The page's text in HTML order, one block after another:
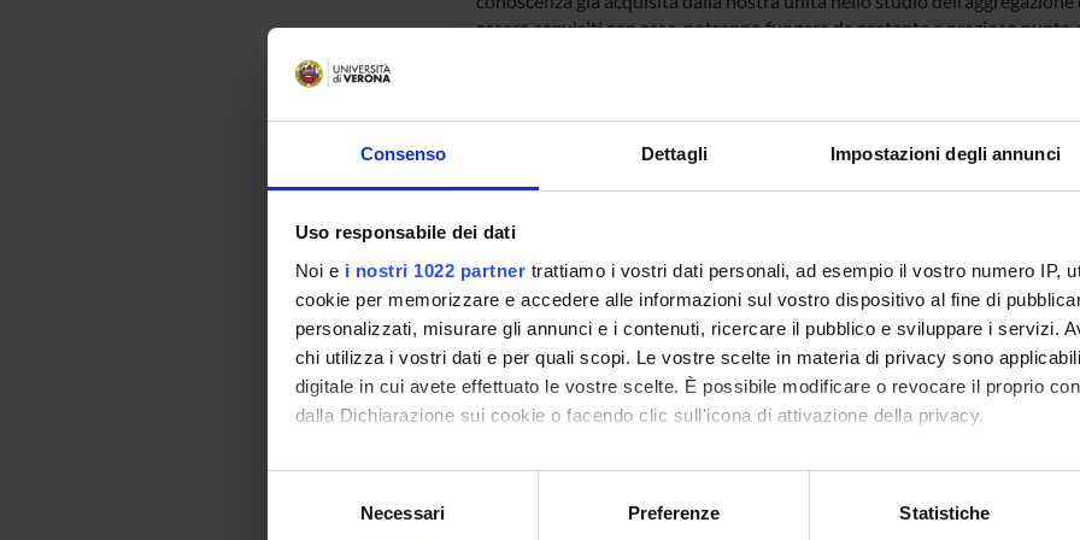
Consenso Dettagli Impostazioni degli annunci
Uso responsabile dei dati
Noi e i nostri 1022 partner trattiamo i vostri dati personali, ad esempio il vostro numero IP,
cookie per memorizzare e accedere alle informazioni sul vostro dispositivo al fine di
personalizzati, misurare gli annunci e i contenuti, ricercare il pubblico e sviluppare i servizi.
chi utilizza i vostri dati e per quali scopi. Le vostre scelte in materia di privacy sono
digitale in cui avete effettuato le vostre scelte. È possibile modificare o revocare il proprio
dalla Dichiarazione sui cookie o facendo clic sull'icona di attivazione della privacy.
Con il tuo consenso, vorremmo anche:
raccogliere informazioni sulla tua posizione geografica, con un'approssimazione di
Necessari Preferenze Statistiche
essere acquisiti con essa, potranno fungere da costante e prezioso
In conclusione, la comprensione dei processi e dei meccanismi
diventare una chiave interpretativa dei meccanismi di aggregazione
neurodegenerative; in questo senso, nuove possibili strategie
sugli aspetti meccanicistici, strutturali e funzionali che potremo
In particolare, le conoscenze che otterremo riguardo la (possibile)
umana potrebbero aprire nuove strade nella lotta contro una patologia
ENTI FINANZIATORI:
PRIN VALUTATO
POSITIVAMENTE
Finanziamento:richiesto
Programma:PRIN